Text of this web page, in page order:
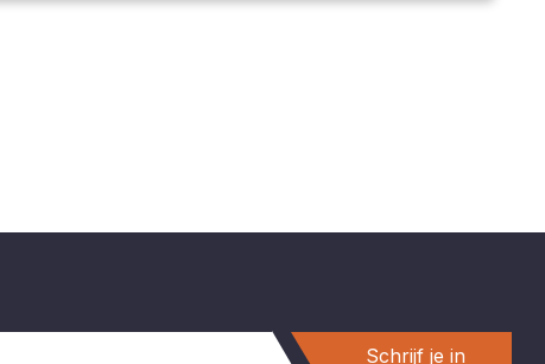
Schrijf je in